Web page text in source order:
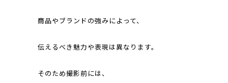
商品やブランドの強みによって、
伝えるべき魅力や表現は異なります。
そのため撮影前には、